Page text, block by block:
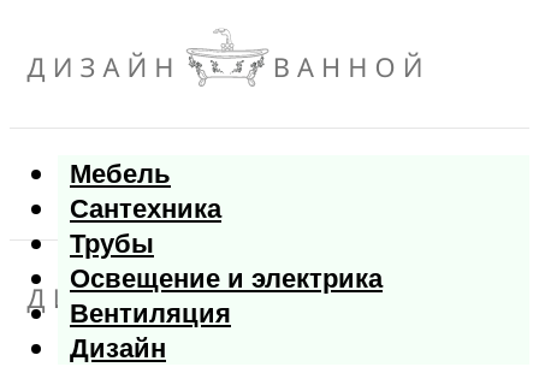
Мебель
Сантехника
Трубы
Освещение и электрика
Вентиляция
Дизайн